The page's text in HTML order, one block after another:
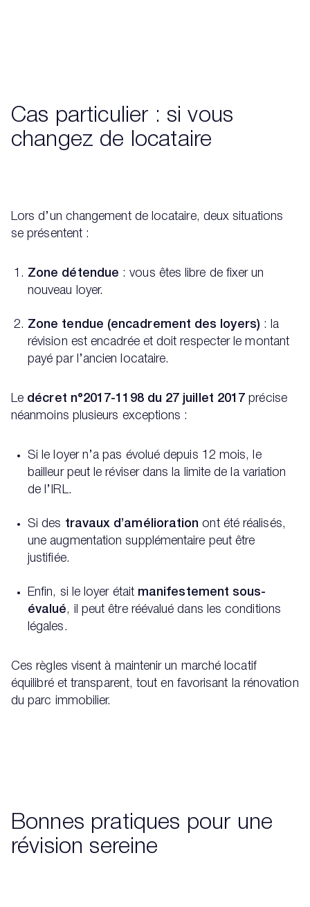
Cas particulier : si vous
changez de locataire
Lors d’un changement de locataire, deux situations
se présentent :
Zone détendue : vous êtes libre de fixer un
nouveau loyer.
Zone tendue (encadrement des loyers) : la
révision est encadrée et doit respecter le montant
payé par l’ancien locataire.
Le décret n°2017-1198 du 27 juillet 2017 précise
néanmoins plusieurs exceptions :
Si le loyer n’a pas évolué depuis 12 mois, le
bailleur peut le réviser dans la limite de la variation
de l’IRL.
Si des travaux d’amélioration ont été réalisés,
une augmentation supplémentaire peut être
justifiée.
Enfin, si le loyer était manifestement sous-
évalué, il peut être réévalué dans les conditions
légales.
Ces règles visent à maintenir un marché locatif
équilibré et transparent, tout en favorisant la rénovation
du parc immobilier.
Bonnes pratiques pour une
révision sereine